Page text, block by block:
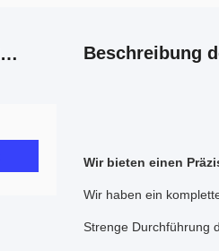
VERWANDTE PRODUKTE
Beschreibung
Wir bieten einen
Wir haben ein
Strenge Durchführung